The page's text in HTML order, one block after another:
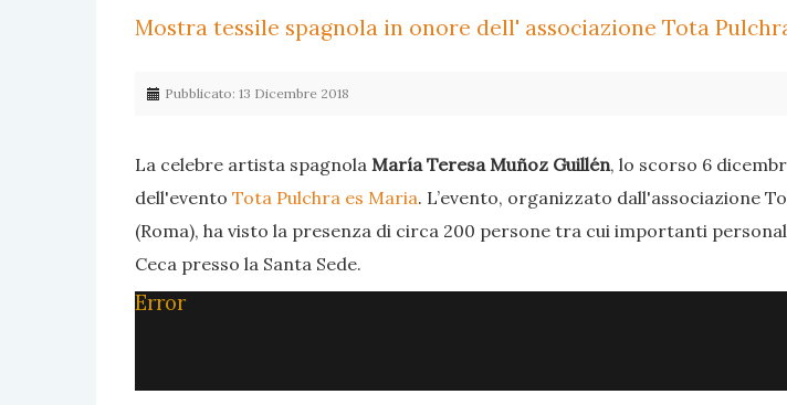
Mostra tessile spagnola in onore dell' associazione Tota
Pubblicato: 13 Dicembre 2018
La celebre artista spagnola María Teresa Muñoz Guillén, lo scorso 6
dell'evento Tota Pulchra es Maria. L’evento, organizzato dall'associazione
(Roma), ha visto la presenza di circa 200 persone tra cui importanti
Ceca presso la Santa Sede.
Error